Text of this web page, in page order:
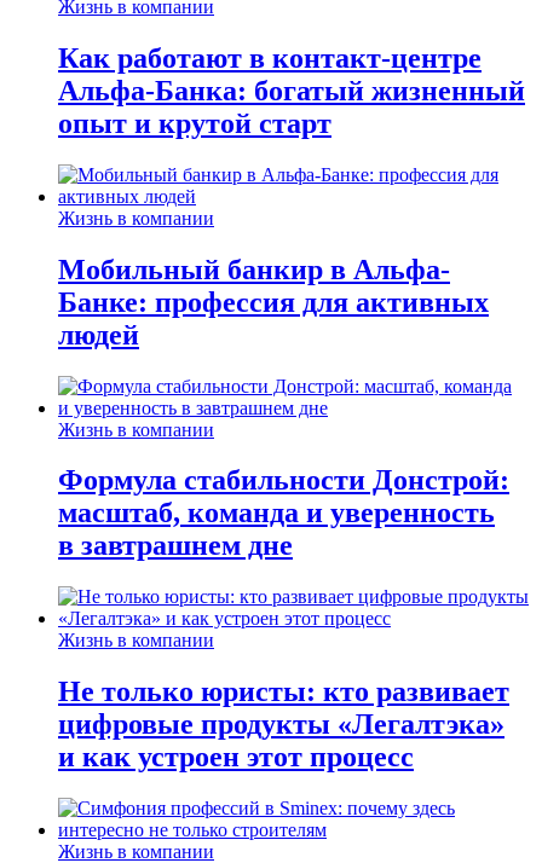
Жизнь в компании
Как работают в контакт-центре
Альфа-Банка: богатый жизненный
опыт и крутой старт
Жизнь в компании
Мобильный банкир в Альфа-
Банке: профессия для активных
людей
Жизнь в компании
Формула стабильности Донстрой:
масштаб, команда и уверенность
в завтрашнем дне
Жизнь в компании
Не только юристы: кто развивает
цифровые продукты «Легалтэка»
и как устроен этот процесс
Жизнь в компании